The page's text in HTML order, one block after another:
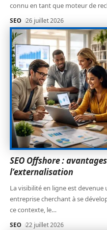
connu en tant que moteur de
SEO 26 juillet 2026
SEO Offshore :
l’externalisation
La visibilité en ligne est
entreprise cherchant à se
ce contexte, le…
SEO 22 juillet 2026